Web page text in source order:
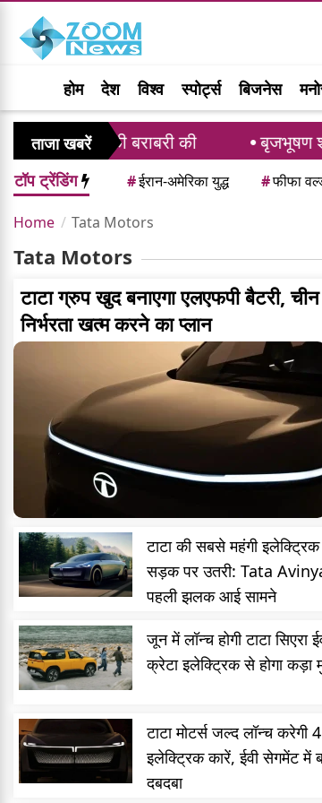
होम देश विश्व स्पोर्ट्स बिजनेस
ताजा खबरें
रिकॉर्ड की बराबरी की बृजभूषण
टॉप ट्रेंडिंग #ईरान-अमेरिका युद्ध #फीफा
Home Tata Motors
Tata Motors
टाटा ग्रुप खुद बनाएगा एलएफपी बैटरी,
निर्भरता खत्म करने का प्लान
टाटा की सबसे महंगी
सड़क पर उतरी: Tata
पहली झलक आई सामने
जून में लॉन्च होगी टाटा सिएरा
क्रेटा इलेक्ट्रिक से होगा कड़ा
टाटा मोटर्स जल्द लॉन्च करेगी
इलेक्ट्रिक कारें, ईवी सेगमेंट में
दबदबा